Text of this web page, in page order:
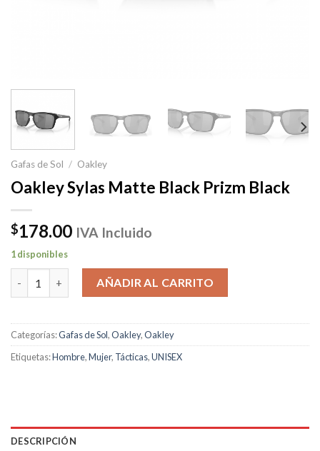
Gafas de Sol / Oakley
Oakley Sylas Matte Black Prizm Black
$178.00 IVA Incluido
1 disponibles
Oakley Sylas Matte Black Prizm Black cantidad
AÑADIR AL CARRITO
Categorías:Gafas de Sol,Oakley,Oakley
Etiquetas:Hombre,Mujer, Tácticas,UNISEX
DESCRIPCIÓN